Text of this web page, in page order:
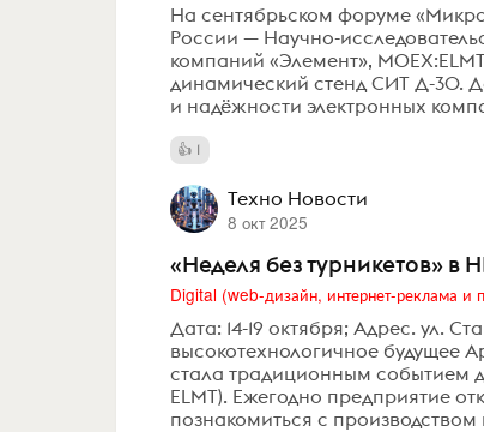
На сентябрьском форуме
России — Научно-
компаний «Элемент»,
динамический стенд СИТ Д-30.
и надёжности электронных
1
Техно Новости
8 окт 2025
«Неделя без турникетов»
Дата: 14-19 октября; Адрес. ул.
высокотехнологичное будущее
стала традиционным событием
ELMT). Ежегодно предприятие
познакомиться с